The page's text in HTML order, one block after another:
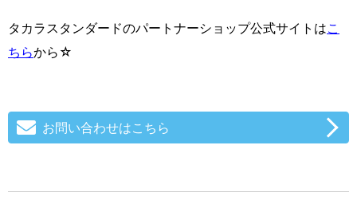
タカラスタンダードのパートナーショップ公式サイトはこ
ちらから☆
お問い合わせはこちら